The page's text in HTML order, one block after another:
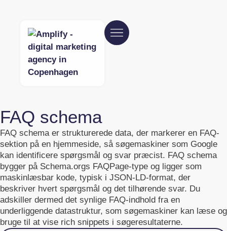
FAQ schema
FAQ schema er strukturerede data, der markerer en FAQ-
sektion på en hjemmeside, så søgemaskiner som Google
kan identificere spørgsmål og svar præcist. FAQ schema
bygger på Schema.orgs FAQPage-type og ligger som
maskinlæsbar kode, typisk i JSON-LD-format, der
beskriver hvert spørgsmål og det tilhørende svar. Du
adskiller dermed det synlige FAQ-indhold fra en
underliggende datastruktur, som søgemaskiner kan læse og
bruge til at vise rich snippets i søgeresultaterne.